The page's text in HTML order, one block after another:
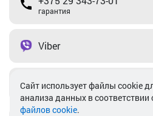
гарантия
Viber
Telegram
Cайт использует файлы cookie
анализа данных в соответствии
файлов cookie.